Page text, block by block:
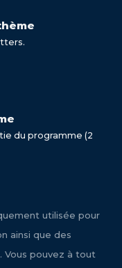
du programme (2
utilisée pour
ainsi que des
Vous pouvez à tout